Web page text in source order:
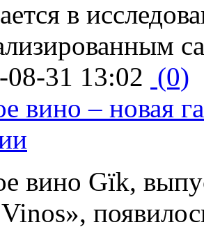
в
08-31 13:02 (0)
вино – новая
вино Gïk,